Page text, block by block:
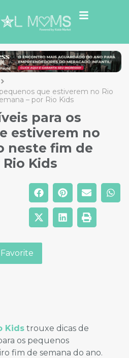
que estiverem no Rio
– por Rio Kids
para os
estiverem no
neste fim de
Kids
Favorite
Kids trouxe dicas de
os pequenos
fim de semana do ano.